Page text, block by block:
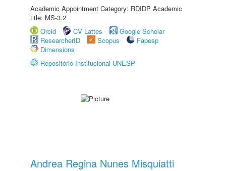
Academic Appointment Category: RDIDP Academic
title: MS-3.2
Orcid
CV Lattes
Google Scholar
ResearcherID
Scopus
Fapesp
Dimensions
Repositório Institucional UNESP
Andrea Regina Nunes Misquiatti